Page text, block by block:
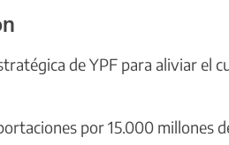
de YPF para aliviar el
por 15.000 millones